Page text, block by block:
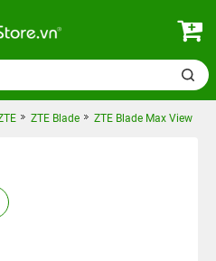
ZTE Blade ZTE Blade Max View